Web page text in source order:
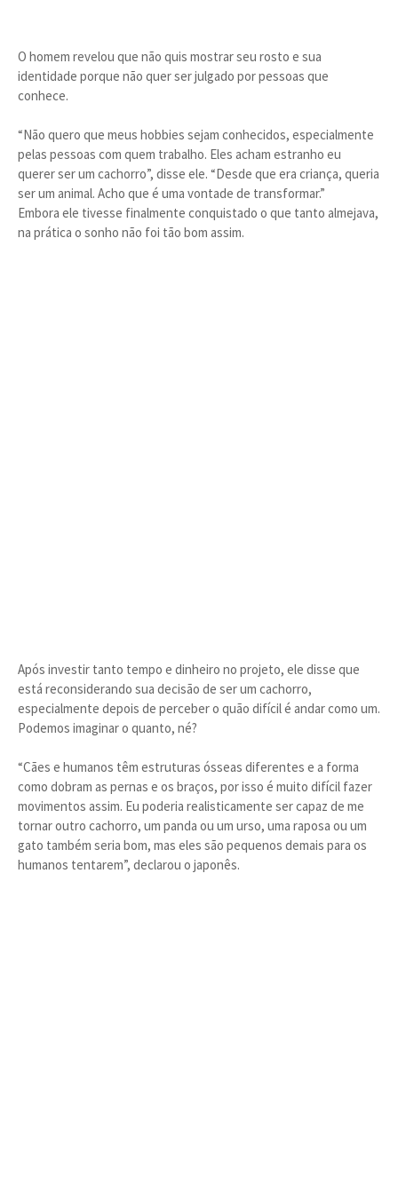
O homem revelou que não quis mostrar seu rosto e sua
identidade porque não quer ser julgado por pessoas que
conhece.
“Não quero que meus hobbies sejam conhecidos, especialmente
pelas pessoas com quem trabalho. Eles acham estranho eu
querer ser um cachorro”, disse ele. “Desde que era criança, queria
ser um animal. Acho que é uma vontade de transformar.”
Embora ele tivesse finalmente conquistado o que tanto almejava,
na prática o sonho não foi tão bom assim.
Após investir tanto tempo e dinheiro no projeto, ele disse que
está reconsiderando sua decisão de ser um cachorro,
especialmente depois de perceber o quão difícil é andar como um.
Podemos imaginar o quanto, né?
“Cães e humanos têm estruturas ósseas diferentes e a forma
como dobram as pernas e os braços, por isso é muito difícil fazer
movimentos assim. Eu poderia realisticamente ser capaz de me
tornar outro cachorro, um panda ou um urso, uma raposa ou um
gato também seria bom, mas eles são pequenos demais para os
humanos tentarem”, declarou o japonês.